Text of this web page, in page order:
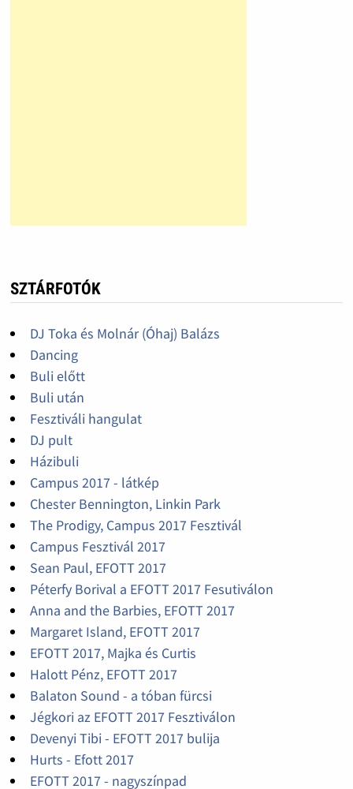
SZTÁRFOTÓK
DJ Toka és Molnár (Óhaj) Balázs
Dancing
Buli előtt
Buli után
Fesztiváli hangulat
DJ pult
Házibuli
Campus 2017 - látkép
Chester Bennington, Linkin Park
The Prodigy, Campus 2017 Fesztivál
Campus Fesztivál 2017
Sean Paul, EFOTT 2017
Péterfy Borival a EFOTT 2017 Fesutiválon
Anna and the Barbies, EFOTT 2017
Margaret Island, EFOTT 2017
EFOTT 2017, Majka és Curtis
Halott Pénz, EFOTT 2017
Balaton Sound - a tóban fürcsi
Jégkori az EFOTT 2017 Fesztiválon
Devenyi Tibi - EFOTT 2017 bulija
Hurts - Efott 2017
EFOTT 2017 - nagyszínpad